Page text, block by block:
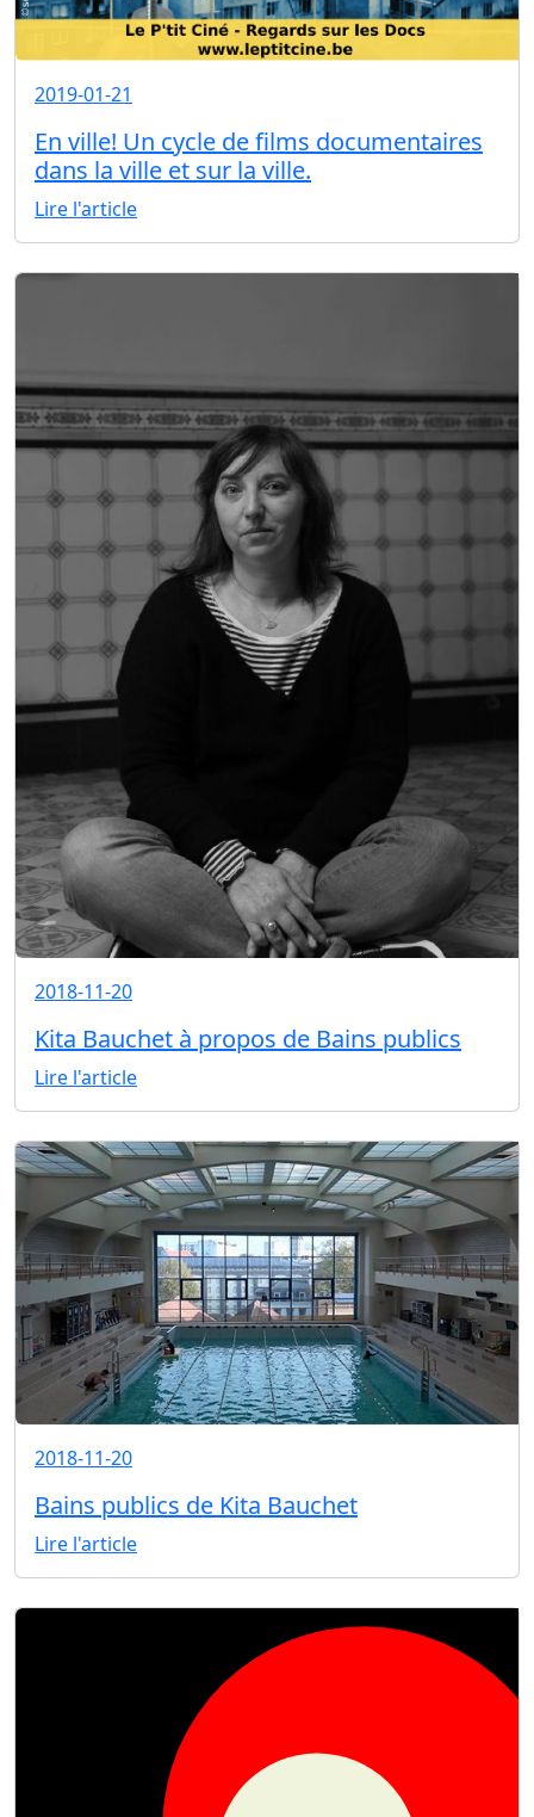
2019-01-21
En ville! Un cycle de films documentaires
dans la ville et sur la ville.
Lire l'article
2018-11-20
Kita Bauchet à propos de Bains publics
Lire l'article
2018-11-20
Bains publics de Kita Bauchet
Lire l'article